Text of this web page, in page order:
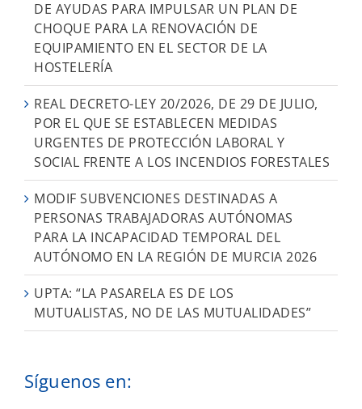
DE AYUDAS PARA IMPULSAR UN PLAN DE
CHOQUE PARA LA RENOVACIÓN DE
EQUIPAMIENTO EN EL SECTOR DE LA
HOSTELERÍA
REAL DECRETO-LEY 20/2026, DE 29 DE JULIO,
POR EL QUE SE ESTABLECEN MEDIDAS
URGENTES DE PROTECCIÓN LABORAL Y
SOCIAL FRENTE A LOS INCENDIOS FORESTALES
MODIF SUBVENCIONES DESTINADAS A
PERSONAS TRABAJADORAS AUTÓNOMAS
PARA LA INCAPACIDAD TEMPORAL DEL
AUTÓNOMO EN LA REGIÓN DE MURCIA 2026
UPTA: “LA PASARELA ES DE LOS
MUTUALISTAS, NO DE LAS MUTUALIDADES”
Síguenos en: